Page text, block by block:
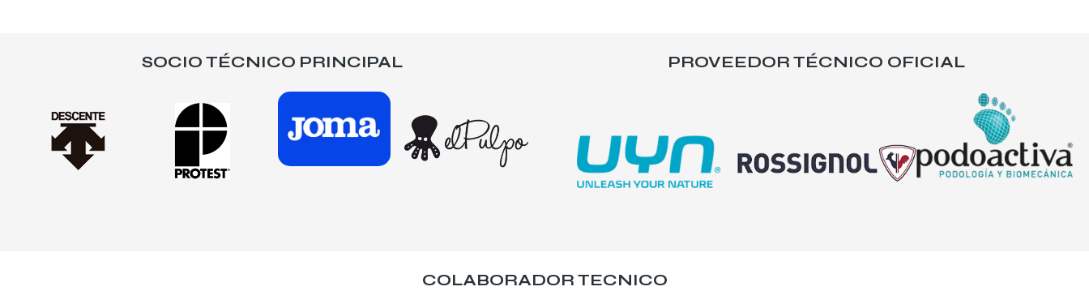
SOCIO TÉCNICO PRINCIPAL PROVEEDOR TÉCNICO OFICIAL
COLABORADOR TECNICO